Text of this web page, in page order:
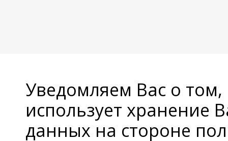
Уведомляем Вас о
использует хранение
данных на стороне